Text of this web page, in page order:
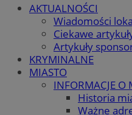
AKTUALNOŚCI
Wiadomości
Ciekawe
Artykuły
KRYMINALNE
MIASTO
INFORMACJE O
Historia
Ważne